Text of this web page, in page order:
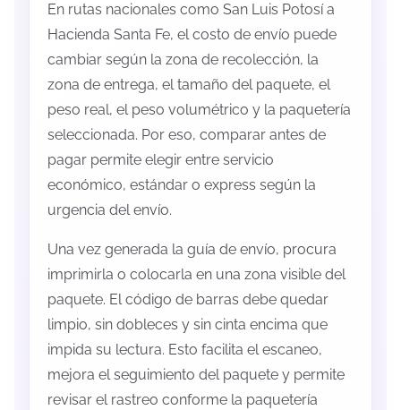
En rutas nacionales como San Luis Potosí a
Hacienda Santa Fe, el costo de envío puede
cambiar según la zona de recolección, la
zona de entrega, el tamaño del paquete, el
peso real, el peso volumétrico y la paquetería
seleccionada. Por eso, comparar antes de
pagar permite elegir entre servicio
económico, estándar o express según la
urgencia del envío.
Una vez generada la guía de envío, procura
imprimirla o colocarla en una zona visible del
paquete. El código de barras debe quedar
limpio, sin dobleces y sin cinta encima que
impida su lectura. Esto facilita el escaneo,
mejora el seguimiento del paquete y permite
revisar el rastreo conforme la paquetería